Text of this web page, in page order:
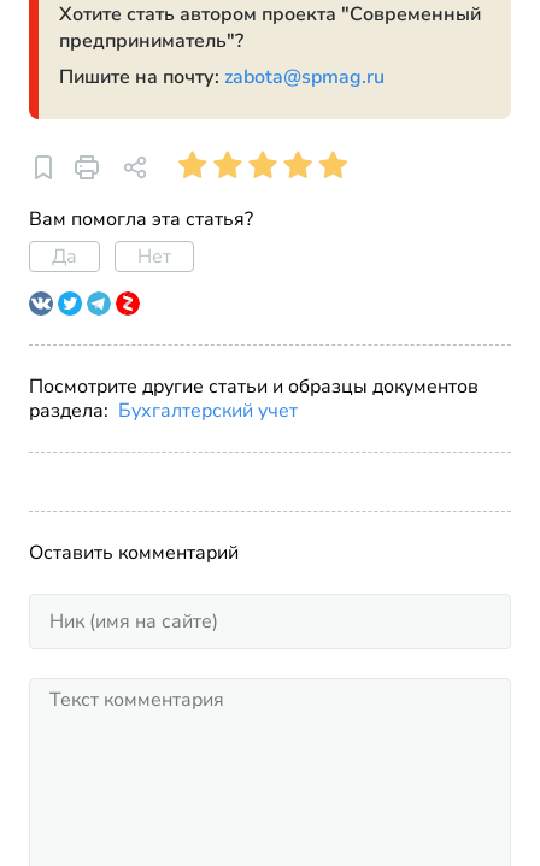
Хотите стать автором проекта "Современный
предприниматель"?
Пишите на почту: zabota@spmag.ru
Вам помогла эта статья?
Да
Нет
Посмотрите другие статьи и образцы документов
раздела: Бухгалтерский учет
Оставить комментарий